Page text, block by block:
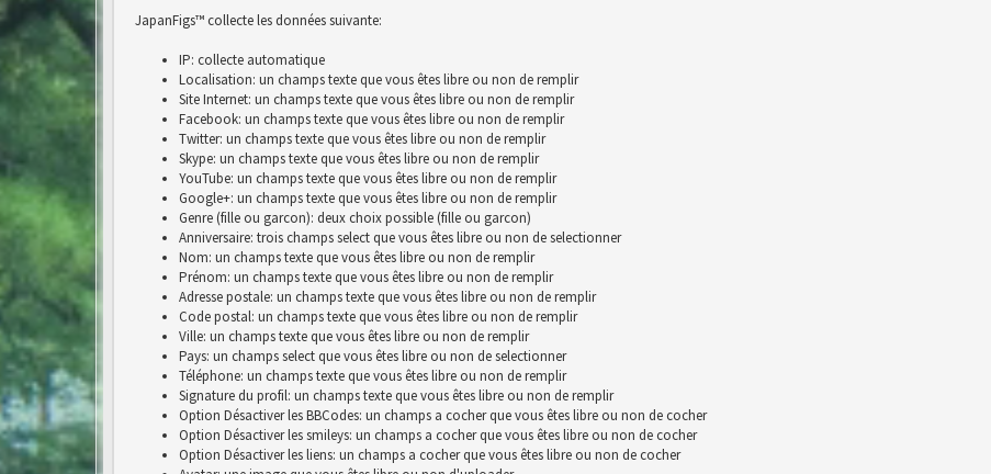
JapanFigs™ collecte les données suivante:
IP: collecte automatique
Localisation: un champs texte que vous êtes libre ou non de remplir
Site Internet: un champs texte que vous êtes libre ou non de remplir
Facebook: un champs texte que vous êtes libre ou non de remplir
Twitter: un champs texte que vous êtes libre ou non de remplir
Skype: un champs texte que vous êtes libre ou non de remplir
YouTube: un champs texte que vous êtes libre ou non de remplir
Google+: un champs texte que vous êtes libre ou non de remplir
Genre (fille ou garcon): deux choix possible (fille ou garcon)
Anniversaire: trois champs select que vous êtes libre ou non de selectionner
Nom: un champs texte que vous êtes libre ou non de remplir
Prénom: un champs texte que vous êtes libre ou non de remplir
Adresse postale: un champs texte que vous êtes libre ou non de remplir
Code postal: un champs texte que vous êtes libre ou non de remplir
Ville: un champs texte que vous êtes libre ou non de remplir
Pays: un champs select que vous êtes libre ou non de selectionner
Téléphone: un champs texte que vous êtes libre ou non de remplir
Signature du profil: un champs texte que vous êtes libre ou non de remplir
Option Désactiver les BBCodes: un champs a cocher que vous êtes libre ou non de cocher
Option Désactiver les smileys: un champs a cocher que vous êtes libre ou non de cocher
Option Désactiver les liens: un champs a cocher que vous êtes libre ou non de cocher